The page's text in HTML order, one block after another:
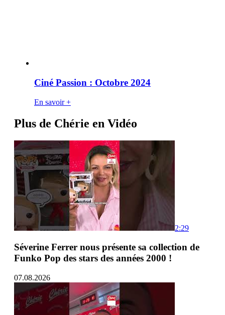
Ciné Passion : Octobre 2024
En savoir +
Plus de Chérie en Vidéo
2:29
Séverine Ferrer nous présente sa collection de
Funko Pop des stars des années 2000 !
07.08.2026